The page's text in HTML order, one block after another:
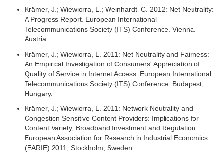
Krämer, J.; Wiewiorra, L.; Weinhardt, C. 2012: Net Neutrality:
A Progress Report. European International
Telecommunications Society (ITS) Conference. Vienna,
Austria.
Krämer, J.; Wiewiorra, L. 2011: Net Neutrality and Fairness:
An Empirical Investigation of Consumers' Appreciation of
Quality of Service in Internet Access. European International
Telecommunications Society (ITS) Conference. Budapest,
Hungary.
Krämer, J.; Wiewiorra, L. 2011: Network Neutrality and
Congestion Sensitive Content Providers: Implications for
Content Variety, Broadband Investment and Regulation.
European Association for Research in Industrial Economics
(EARIE) 2011, Stockholm, Sweden.